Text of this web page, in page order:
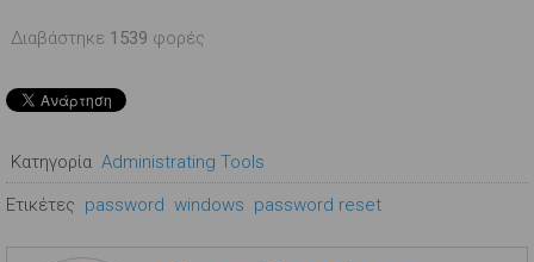
Διαβάστηκε 1539 φορές
Κατηγορία Administrating Tools
Ετικέτες password windows password reset